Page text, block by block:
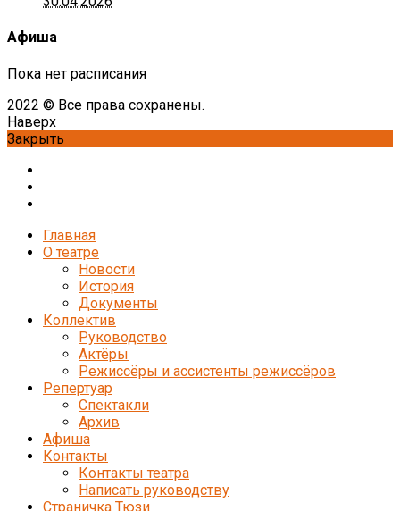
Афиша
Пока нет расписания
2022 © Все права сохранены.
Наверх
Закрыть
Главная
О театре
Новости
История
Документы
Коллектив
Руководство
Актёры
Режиссёры и ассистенты режиссёров
Репертуар
Спектакли
Архив
Афиша
Контакты
Контакты театра
Написать руководству
Страничка Тюзи